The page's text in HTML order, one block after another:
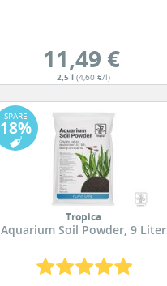
11,49 €
2,5 l(4,60 €/l)
SPARE
18%
Tropica
Aquarium Soil Powder, 9 Liter